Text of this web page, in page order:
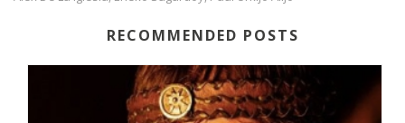
RECOMMENDED POSTS